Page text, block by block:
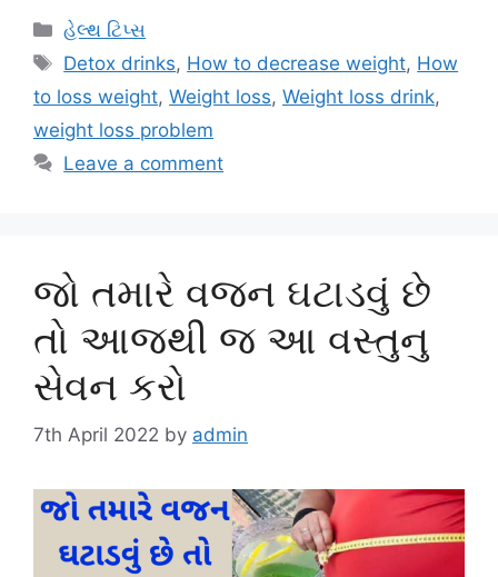
Categories
હેલ્થ ટિપ્સ
Tags
Detox drinks, How to decrease weight, How
to loss weight, Weight loss, Weight loss drink,
weight loss problem
Leave a comment
જો તમારે વજન ઘટાડવું છે
તો આજથી જ આ વસ્તુનુ
સેવન કરો
7th April 2022 by admin